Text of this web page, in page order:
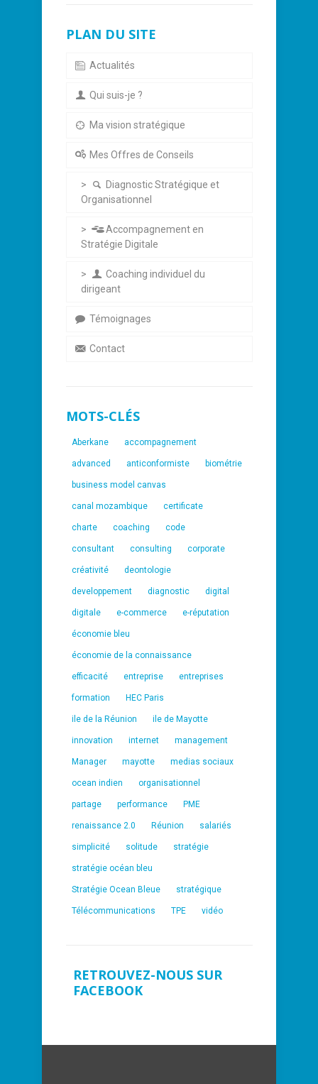
PLAN DU SITE
Actualités
Qui suis-je ?
Ma vision stratégique
Mes Offres de Conseils
Diagnostic Stratégique et
Organisationnel
Accompagnement en
Stratégie Digitale
Coaching individuel du
dirigeant
Témoignages
Contact
MOTS-CLÉS
Aberkane accompagnement
advanced anticonformiste biométrie
business model canvas
canal mozambique certificate
charte coaching code
consultant consulting corporate
créativité deontologie
developpement diagnostic digital
digitale e-commerce e-réputation
économie bleu
économie de la connaissance
efficacité entreprise entreprises
formation HEC Paris
ile de la Réunion ile de Mayotte
innovation internet management
Manager mayotte medias sociaux
ocean indien organisationnel
partage performance PME
renaissance 2.0 Réunion salariés
simplicité solitude stratégie
stratégie océan bleu
Stratégie Ocean Bleue stratégique
Télécommunications TPE vidéo
RETROUVEZ-NOUS SUR
FACEBOOK